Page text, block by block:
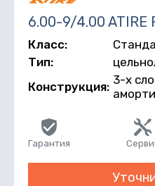
6.00-9/4.00 ATIRE
Класс:
Тип:
Конструкция: 3-х
Гарантия